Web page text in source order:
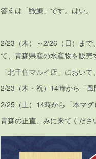
答えは「鮟鱇」です。はい。
2/23（木）～2/26（日）まで
て、青森県産の水産物を販売
「北千住マルイ店」において、
2/23（木・祝）14時から「風
2/25（土）14時から「本マグ
青森の正直、みに来てくださ